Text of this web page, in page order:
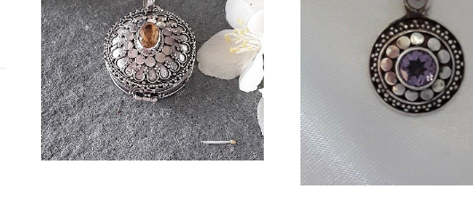
Dans mon panier
APERÇU RAPIDE
Dans mon panier
APERÇU RAPIDE